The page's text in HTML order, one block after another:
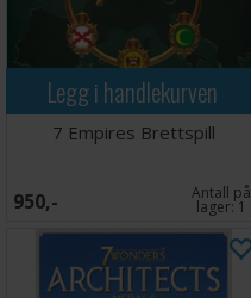
Legg i handlekurven
7 Empires Brettspill
950,- Antall på
lager:1